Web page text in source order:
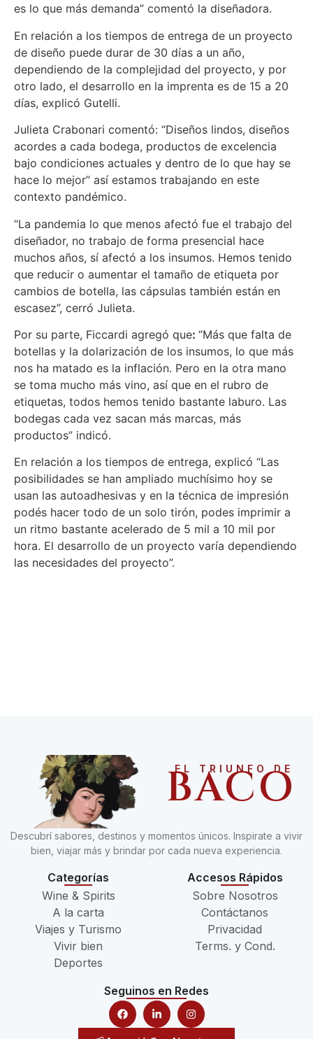
es lo que más demanda” comentó la diseñadora.
En relación a los tiempos de entrega de un proyecto
de diseño puede durar de 30 días a un año,
dependiendo de la complejidad del proyecto, y por
otro lado, el desarrollo en la imprenta es de 15 a 20
días, explicó Gutelli.
Julieta Crabonari comentó: “Diseños lindos, diseños
acordes a cada bodega, productos de excelencia
bajo condiciones actuales y dentro de lo que hay se
hace lo mejor” así estamos trabajando en este
contexto pandémico.
“La pandemia lo que menos afectó fue el trabajo del
diseñador, no trabajo de forma presencial hace
muchos años, sí afectó a los insumos. Hemos tenido
que reducir o aumentar el tamaño de etiqueta por
cambios de botella, las cápsulas también están en
escasez”, cerró Julieta.
Por su parte, Ficcardi agregó que: “Más que falta de
botellas y la dolarización de los insumos, lo que más
nos ha matado es la inflación. Pero en la otra mano
se toma mucho más vino, así que en el rubro de
etiquetas, todos hemos tenido bastante laburo. Las
bodegas cada vez sacan más marcas, más
productos” indicó.
En relación a los tiempos de entrega, explicó “Las
posibilidades se han ampliado muchísimo hoy se
usan las autoadhesivas y en la técnica de impresión
podés hacer todo de un solo tirón, podes imprimir a
un ritmo bastante acelerado de 5 mil a 10 mil por
hora. El desarrollo de un proyecto varía dependiendo
las necesidades del proyecto”.
EL TRIUNFO DE
BACO
Descubrí sabores, destinos y momentos únicos. Inspirate a vivir
bien, viajar más y brindar por cada nueva experiencia.
Categorías
Wine & Spirits
A la carta
Viajes y Turismo
Vivir bien
Deportes
Accesos Rápidos
Sobre Nosotros
Contáctanos
Privacidad
Terms. y Cond.
Seguinos en Redes